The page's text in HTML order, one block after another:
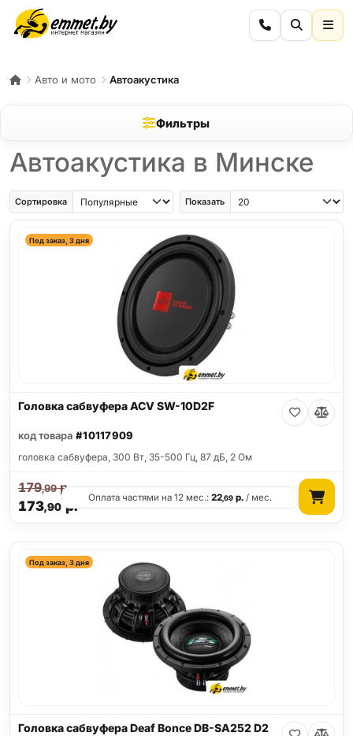
Авто и мото Автоакустика
Фильтры
Автоакустика в Минске
Сортировка Показать
Под заказ, 3 дня
Головка сабвуфера ACV SW-10D2F
код товара #10117909
головка сабвуфера, 300 Вт, 35-500 Гц, 87 дБ, 2 Ом
173,90р.
179,99р.
Оплата частями на 12 мес.:22,69 р. / мес.
Под заказ, 3 дня
Головка сабвуфера Deaf Bonce DB-SA252 D2